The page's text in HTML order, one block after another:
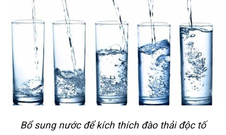
Bổ sung nước để kích thích đào thải độc tố